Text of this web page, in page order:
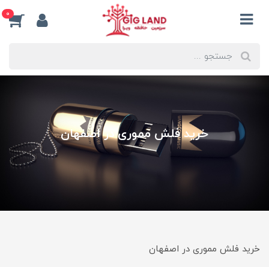
0
خرید فلش مموری در اصفهان
خرید فلش مموری در اصفهان